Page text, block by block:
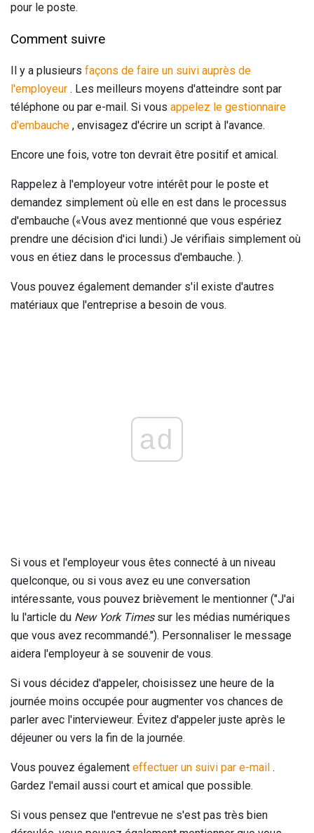
pour le poste.
Comment suivre
Il y a plusieurs façons de faire un suivi auprès de
l'employeur . Les meilleurs moyens d'atteindre sont par
téléphone ou par e-mail. Si vous appelez le gestionnaire
d'embauche , envisagez d'écrire un script à l'avance.
Encore une fois, votre ton devrait être positif et amical.
Rappelez à l'employeur votre intérêt pour le poste et
demandez simplement où elle en est dans le processus
d'embauche («Vous avez mentionné que vous espériez
prendre une décision d'ici lundi.) Je vérifiais simplement où
vous en étiez dans le processus d'embauche. ).
Vous pouvez également demander s'il existe d'autres
matériaux que l'entreprise a besoin de vous.
ad
Si vous et l'employeur vous êtes connecté à un niveau
quelconque, ou si vous avez eu une conversation
intéressante, vous pouvez brièvement le mentionner ("J'ai
lu l'article du New York Timessur les médias numériques
que vous avez recommandé."). Personnaliser le message
aidera l'employeur à se souvenir de vous.
Si vous décidez d'appeler, choisissez une heure de la
journée moins occupée pour augmenter vos chances de
parler avec l'intervieweur. Évitez d'appeler juste après le
déjeuner ou vers la fin de la journée.
Vous pouvez également effectuer un suivi par e-mail .
Gardez l'email aussi court et amical que possible.
Si vous pensez que l'entrevue ne s'est pas très bien